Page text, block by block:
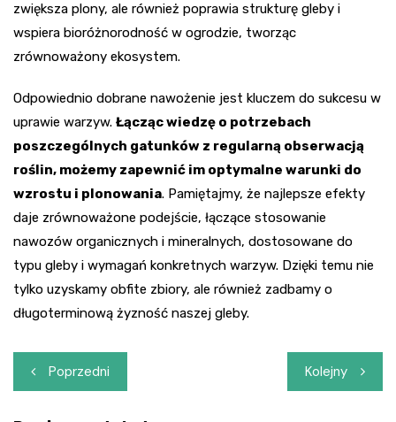
zwiększa plony, ale również poprawia strukturę gleby i
wspiera bioróżnorodność w ogrodzie, tworząc
zrównoważony ekosystem.
Odpowiednio dobrane nawożenie jest kluczem do sukcesu w
uprawie warzyw. Łącząc wiedzę o potrzebach
poszczególnych gatunków z regularną obserwacją
roślin, możemy zapewnić im optymalne warunki do
wzrostu i plonowania. Pamiętajmy, że najlepsze efekty
daje zrównoważone podejście, łączące stosowanie
nawozów organicznych i mineralnych, dostosowane do
typu gleby i wymagań konkretnych warzyw. Dzięki temu nie
tylko uzyskamy obfite zbiory, ale również zadbamy o
długoterminową żyzność naszej gleby.
Nawigacja
wpisu
Poprzedni Kolejny